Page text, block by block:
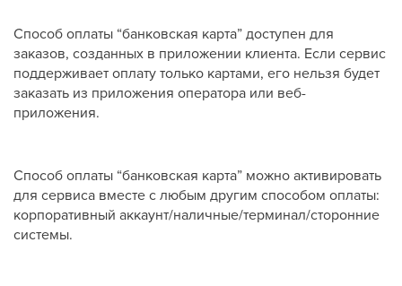
Способ оплаты “банковская карта” доступен для
заказов, созданных в приложении клиента. Если сервис
поддерживает оплату только картами, его нельзя будет
заказать из приложения оператора или веб-
приложения.
Способ оплаты “банковская карта” можно активировать
для сервиса вместе с любым другим способом оплаты:
корпоративный аккаунт/наличные/терминал/сторонние
системы.